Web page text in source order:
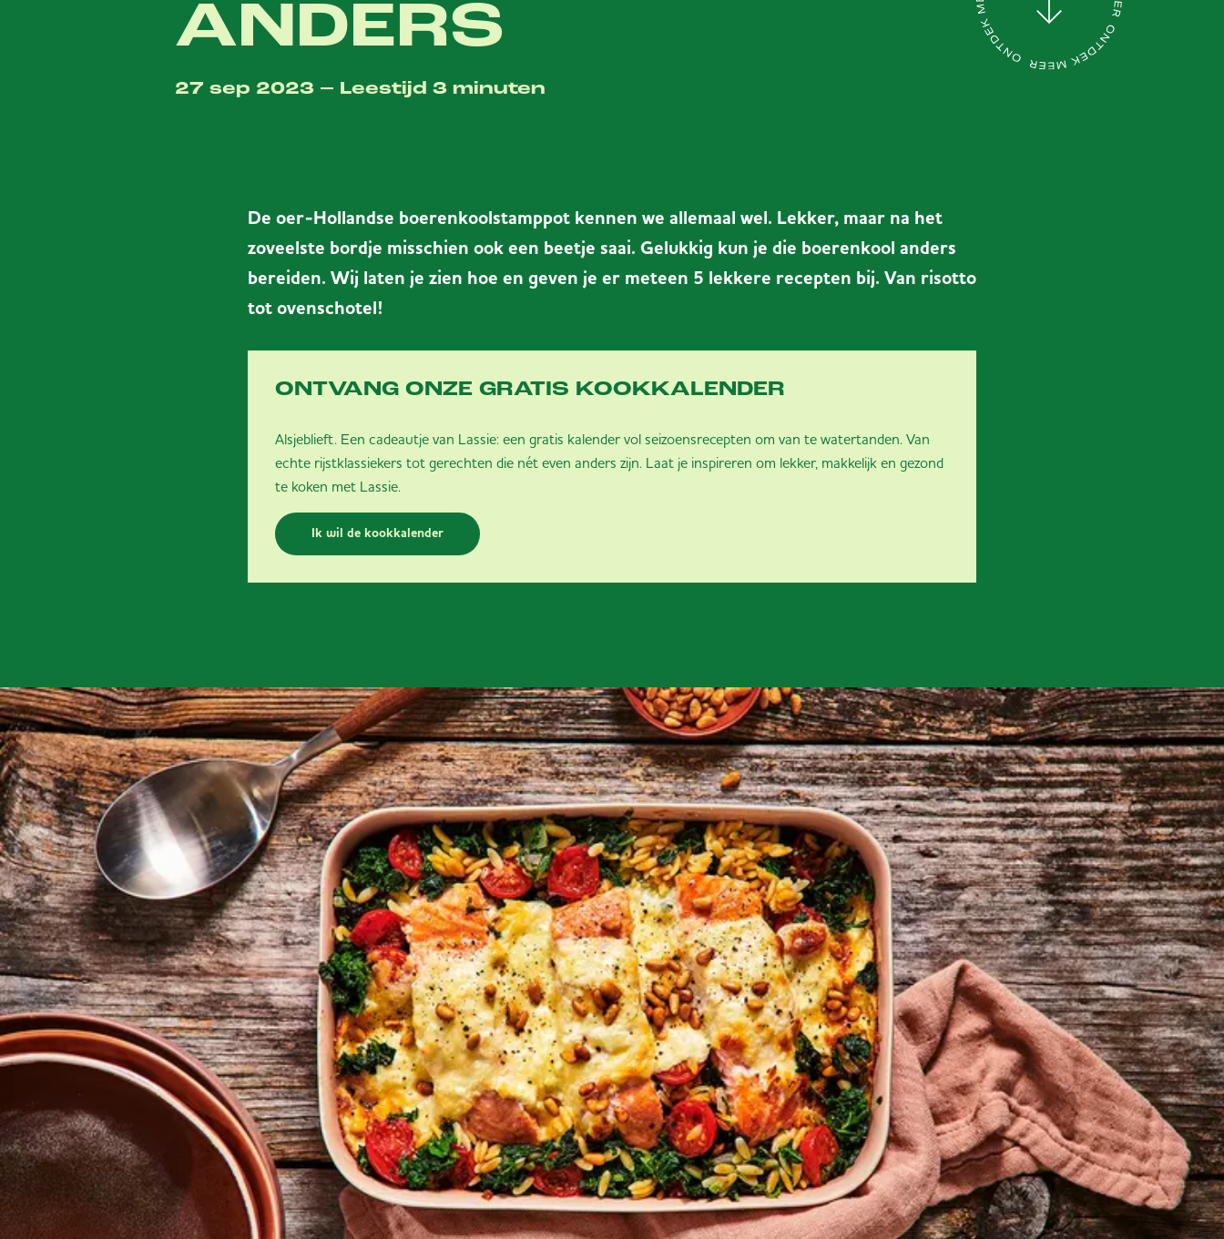
ANDERS
27 sep 2023 – Leestijd 3 minuten
De oer-Hollandse boerenkoolstamppot kennen we allemaal wel. Lekker, maar na het
zoveelste bordje misschien ook een beetje saai. Gelukkig kun je die boerenkool anders
bereiden. Wij laten je zien hoe en geven je er meteen 5 lekkere recepten bij. Van risotto
tot ovenschotel!
ONTVANG ONZE GRATIS KOOKKALENDER
Alsjeblieft. Een cadeautje van Lassie: een gratis kalender vol seizoensrecepten om van te watertanden. Van
echte rijstklassiekers tot gerechten die nét even anders zijn. Laat je inspireren om lekker, makkelijk en gezond
te koken met Lassie.
Ik wil de kookkalender